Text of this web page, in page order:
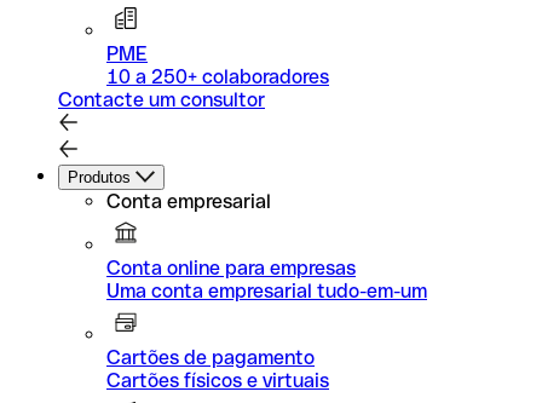
PME
10 a 250+ colaboradores
Contacte um consultor
Produtos
Conta empresarial
Conta online para empresas
Uma conta empresarial tudo-em-um
Cartões de pagamento
Cartões físicos e virtuais